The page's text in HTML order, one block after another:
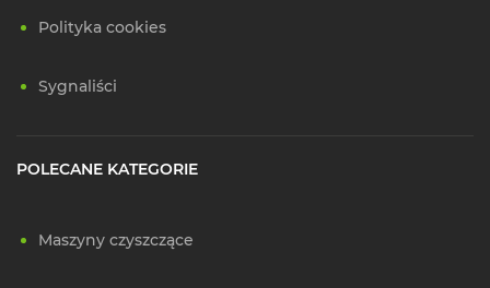
Polityka cookies
Sygnaliści
POLECANE KATEGORIE
Maszyny czyszczące